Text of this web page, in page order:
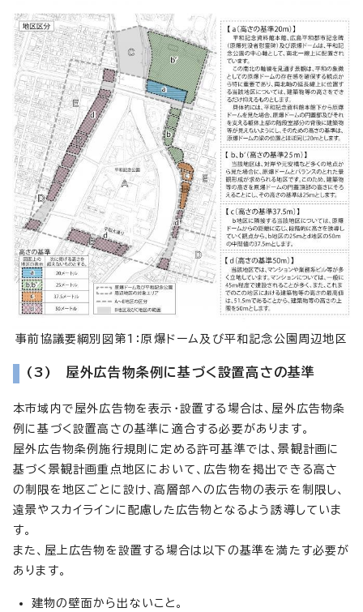
事前協議要綱別図第1：原爆ドーム及び平和記念公園周辺地区
(3) 屋外広告物条例に基づく設置高さの基準
本市域内で屋外広告物を表示・設置する場合は、屋外広告物条
例に基づく設置高さの基準に適合する必要があります。
屋外広告物条例施行規則に定める許可基準では、景観計画に
基づく景観計画重点地区において、広告物を掲出できる高さ
の制限を地区ごとに設け、高層部への広告物の表示を制限し、
遠景やスカイラインに配慮した広告物となるよう誘導していま
す。
また、屋上広告物を設置する場合は以下の基準を満たす必要が
あります。
建物の壁面から出ないこと。